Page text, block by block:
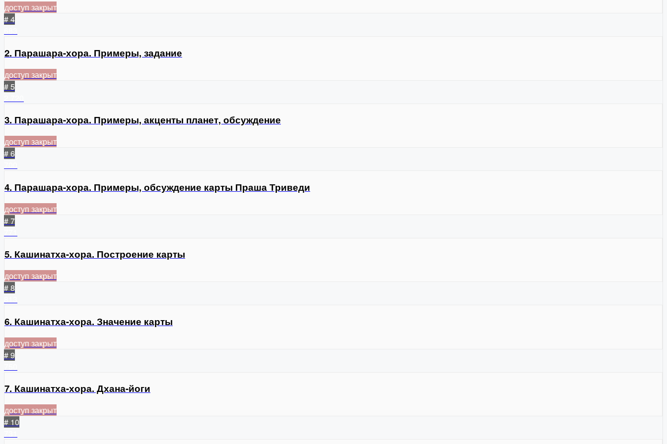
доступ закрыт
# 4
2. Парашара-хора. Примеры, задание
доступ закрыт
# 5
3. Парашара-хора. Примеры, акценты планет, обсуждение
доступ закрыт
# 6
4. Парашара-хора. Примеры, обсуждение карты Праша Триведи
доступ закрыт
# 7
5. Кашинатха-хора. Построение карты
доступ закрыт
# 8
6. Кашинатха-хора. Значение карты
доступ закрыт
# 9
7. Кашинатха-хора. Дхана-йоги
доступ закрыт
# 10